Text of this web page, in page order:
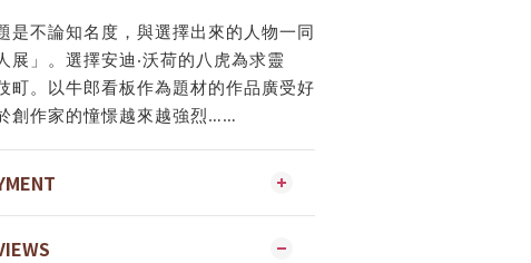
是不論知名度，與選擇出來的人物一同
展」。選擇安迪‧沃荷的八虎為求靈
町。以牛郎看板作為題材的作品廣受好
創作家的憧憬越來越強烈……